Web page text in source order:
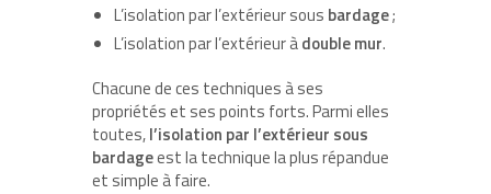
L’isolation par l’extérieur sous bardage;
L’isolation par l’extérieur àdoublemur.
Chacune de ces techniques à ses
propriétés et ses points forts. Parmi elles
toutes,l’isolation par l’extérieur sous
bardageest la technique la plus répandue
et simple à faire.